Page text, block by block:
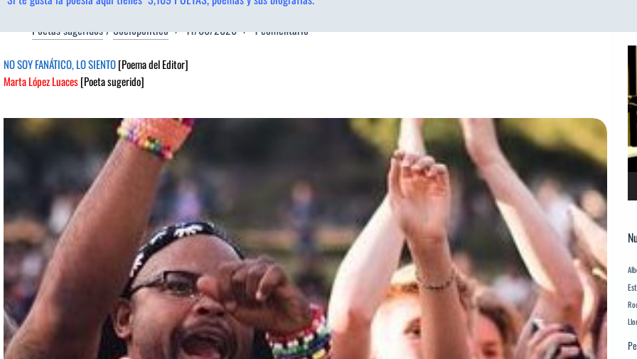
Poetas sugeridos/Sociopolítico 11/06/2026 1 comentario
NO SOY FANÁTICO, LO SIENTO[Poema del Editor]
Marta López Luaces[Poeta sugerido]
de